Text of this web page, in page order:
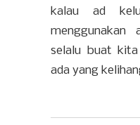
kalau ad
menggunakan
selalu buat
ada yang